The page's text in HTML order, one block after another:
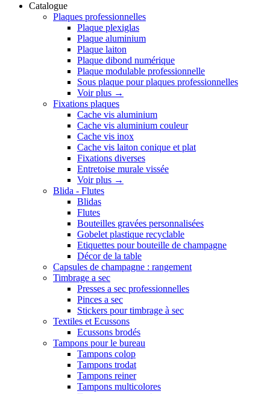
Catalogue
Plaques professionnelles
Plaque plexiglas
Plaque aluminium
Plaque laiton
Plaque dibond numérique
Plaque modulable professionnelle
Sous plaque pour plaques professionnelles
Voir plus →
Fixations plaques
Cache vis aluminium
Cache vis aluminium couleur
Cache vis inox
Cache vis laiton conique et plat
Fixations diverses
Entretoise murale vissée
Voir plus →
Blida - Flutes
Blidas
Flutes
Bouteilles gravées personnalisées
Gobelet plastique recyclable
Etiquettes pour bouteille de champagne
Décor de la table
Capsules de champagne : rangement
Timbrage a sec
Presses a sec professionnelles
Pinces a sec
Stickers pour timbrage à sec
Textiles et Ecussons
Ecussons brodés
Tampons pour le bureau
Tampons colop
Tampons trodat
Tampons reiner
Tampons multicolores